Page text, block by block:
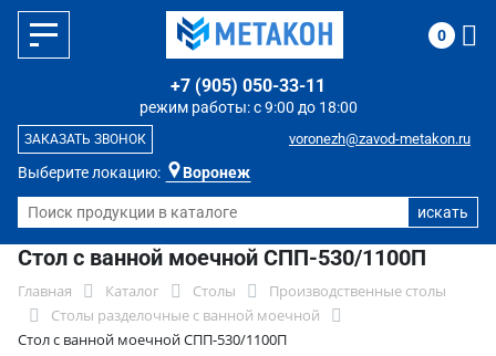
Выберите локацию: Воронеж
режим работы: с 9:00 до 18:00
+7 (905) 050-33-11
voronezh@zavod-metakon.ru
ЗАКАЗАТЬ ЗВОНОК
0
Стол с ванной моечной СПП-530/1100П
Главная Каталог Столы
Производственные столы
Столы разделочные с ванной моечной
Стол с ванной моечной СПП-530/1100П